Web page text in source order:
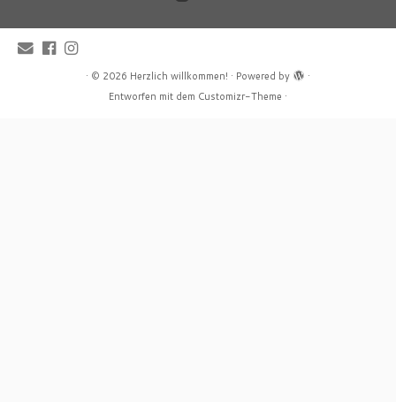
· © 2026 Herzlich willkommen! · Powered by
·
Entworfen mit dem Customizr-Theme ·